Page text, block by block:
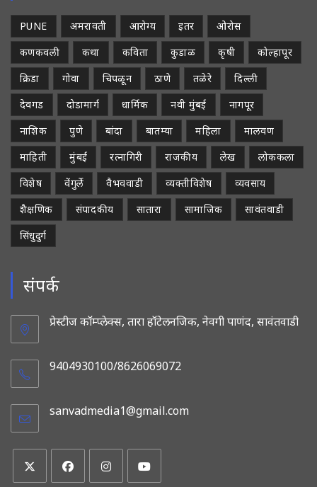
PUNE अमरावती आरोग्य इतर
ओरोस
कणकवली
कथा कविता कुडाळ कृषी
कोल्हापूर
क्रिडा
गोवा चिपळून ठाणे तळेरे
दिल्ली
देवगड
दोडामार्ग धार्मिक नवी मुंबई
नागपूर
नाशिक
पुणे बांदा बातम्या महिला
मालवण
माहिती
मुंबई रत्नागिरी राजकीय लेख
लोककला
विशेष
वेंगुर्ले वैभववाडी व्यक्तीविशेष
व्यवसाय
शैक्षणिक
संपादकीय सातारा सामाजिक
सावंतवाडी
सिंधुदुर्ग
संपर्क
प्रेस्टीज कॉम्प्लेक्स, तारा हॉटेलनजिक, नेवगी पाणंद, सावंतवाडी
9404930100/8626069072
sanvadmedia1@gmail.com